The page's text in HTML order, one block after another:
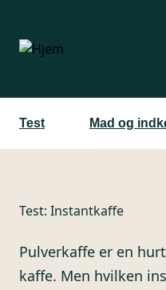
hovedindhold
Test Mad og
Test: Instantkaffe
Pulverkaffe er en
kaffe. Men hvilken